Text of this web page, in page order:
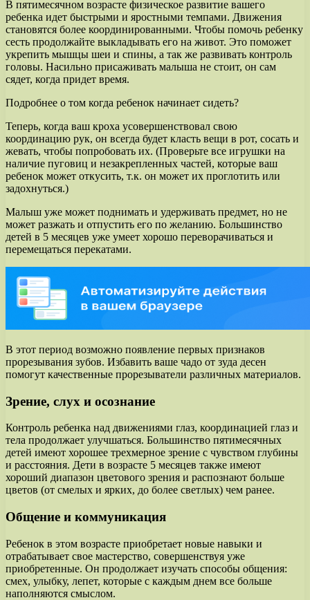
В пятимесячном возрасте физическое развитие вашего
ребенка идет быстрыми и яростными темпами. Движения
становятся более координированными. Чтобы помочь ребенку
сесть продолжайте выкладывать его на живот. Это поможет
укрепить мышцы шеи и спины, а так же развивать контроль
головы. Насильно присаживать малыша не стоит, он сам
сядет, когда придет время.
Подробнее о том когда ребенок начинает сидеть?
Теперь, когда ваш кроха усовершенствовал свою
координацию рук, он всегда будет класть вещи в рот, сосать и
жевать, чтобы попробовать их. (Проверьте все игрушки на
наличие пуговиц и незакрепленных частей, которые ваш
ребенок может откусить, т.к. он может их проглотить или
задохнуться.)
Малыш уже может поднимать и удерживать предмет, но не
может разжать и отпустить его по желанию. Большинство
детей в 5 месяцев уже умеет хорошо переворачиваться и
перемещаться перекатами.
В этот период возможно появление первых признаков
прорезывания зубов. Избавить ваше чадо от зуда десен
помогут качественные прорезыватели различных материалов.
Зрение, слух и осознание
Контроль ребенка над движениями глаз, координацией глаз и
тела продолжает улучшаться. Большинство пятимесячных
детей имеют хорошее трехмерное зрение с чувством глубины
и расстояния. Дети в возрасте 5 месяцев также имеют
хороший диапазон цветового зрения и распознают больше
цветов (от смелых и ярких, до более светлых) чем ранее.
Общение и коммуникация
Ребенок в этом возрасте приобретает новые навыки и
отрабатывает свое мастерство, совершенствуя уже
приобретенные. Он продолжает изучать способы общения:
смех, улыбку, лепет, которые с каждым днем все больше
наполняются смыслом.